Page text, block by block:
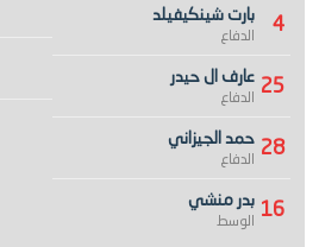
4 بارت شينكيفيلد
الدفاع
25 عارف ال حيدر
الدفاع
28 حمد الجيزاني
الدفاع
16 بدر منشي
الوسط